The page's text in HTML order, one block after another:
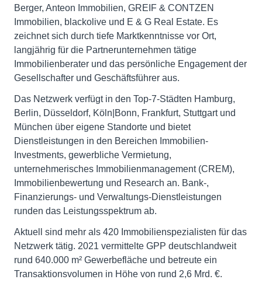
Berger, Anteon Immobilien, GREIF & CONTZEN
Immobilien, blackolive und E & G Real Estate. Es
zeichnet sich durch tiefe Marktkenntnisse vor Ort,
langjährig für die Partnerunternehmen tätige
Immobilienberater und das persönliche Engagement der
Gesellschafter und Geschäftsführer aus.
Das Netzwerk verfügt in den Top-7-Städten Hamburg,
Berlin, Düsseldorf, Köln|Bonn, Frankfurt, Stuttgart und
München über eigene Standorte und bietet
Dienstleistungen in den Bereichen Immobilien-
Investments, gewerbliche Vermietung,
unternehmerisches Immobilienmanagement (CREM),
Immobilienbewertung und Research an. Bank-,
Finanzierungs- und Verwaltungs-Dienstleistungen
runden das Leistungsspektrum ab.
Aktuell sind mehr als 420 Immobilienspezialisten für das
Netzwerk tätig. 2021 vermittelte GPP deutschlandweit
rund 640.000 m² Gewerbefläche und betreute ein
Transaktionsvolumen in Höhe von rund 2,6 Mrd. €.